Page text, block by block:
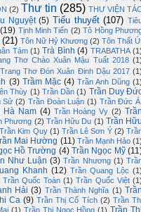
(2) Thư tin (285) THƯ VIỆN
Nguyệt (5) Tiểu thuyết (107)
(19) Tịnh Minh Tiến (2) Tô Hồng
(21) Tôn Nữ Hỷ Khương (2) Tôn Thất
Tám (1) Trà Bình (4) TRABATHA
Thơ Chào Xuân Mậu Tuất 2018
Trang Thơ Đón Xuân Đinh Dậu 2017
(3) Trầm Mặc (4) Trần Anh Dũng
Thùy (1) Trần Dần (1) Trần Duy
Sử (2) Trần Đoàn Luận (1) Trần Đức
Hà Nam (4) Trần Hoàng Vy (2)
Phương (2) Trần Hữu Du (1) Trần
Trần Kim Quy (1) Trần Lê Sơn Ý (2)
Mai Hường (11) Trần Mạnh Hảo
Hồ Trường (4) Trần Ngọc Mỹ
Như Luận (3) Trần Nhương (1)
Khanh (12) Trần Quang Lộc
Trần Quốc Toàn (1) Trần Quốc Việt
Hải (3) Trần Thành Nghĩa (1)
Ca (9) Trần Thị Cổ Tích (2) Trần
(1) Trần Thị Ngọc Hồng (1)